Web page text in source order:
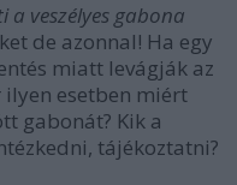
a veszélyes gabona
de azonnal! Ha egy
miatt levágják az
esetben miért
gabonát? Kik a
tájékoztatni?